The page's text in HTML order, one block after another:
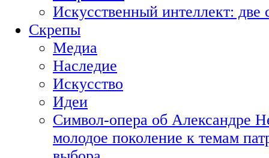
Искусственный интеллект:
Скрепы
Медиа
Наследие
Искусство
Идеи
Символ-опера об Александре
молодое поколение к темам